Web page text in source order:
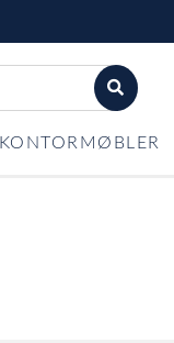
KONTORMØBLER